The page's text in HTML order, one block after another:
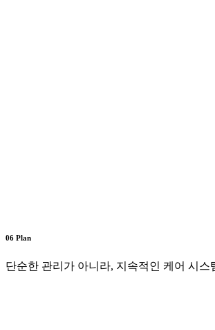
06 Plan
단순한 관리가 아니라, 지속적인 케어 시스